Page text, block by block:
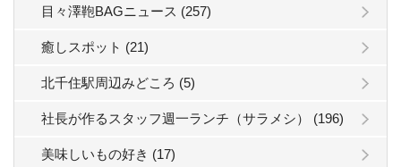
目々澤鞄BAGニュース (257)
癒しスポット (21)
北千住駅周辺みどころ (5)
社長が作るスタッフ週一ランチ（サラメシ） (196)
美味しいもの好き (17)